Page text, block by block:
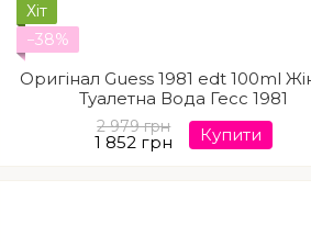
Хіт
−38%
Оригінал Guess 1981 edt 100ml
Туалетна Вода Гесс 1981
2 979 грн
1 852 грн Купити